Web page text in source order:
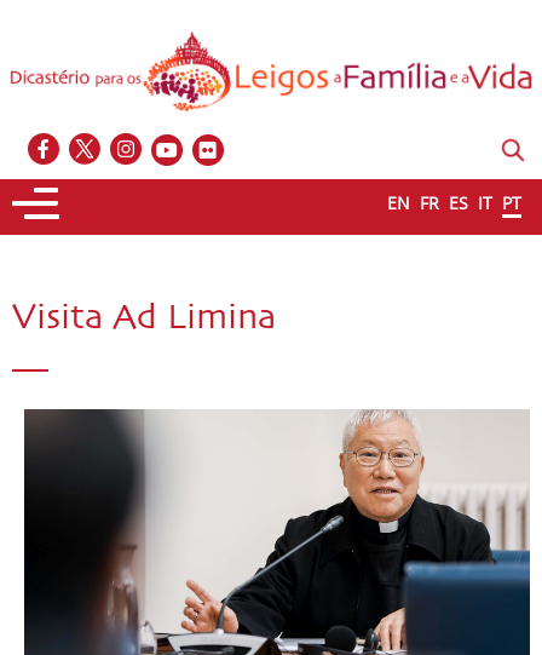
EN FR ES IT PT
Visita Ad Limina